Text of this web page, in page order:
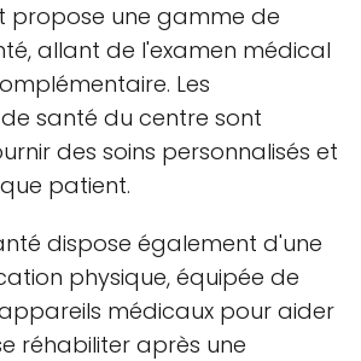
propose une gamme de
allant de l'examen médical
Les
santé du centre sont
des soins personnalisés et
patient.
dispose également d'une
physique, équipée de
médicaux pour aider
réhabiliter après une